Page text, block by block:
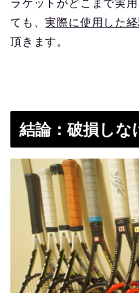
ラケットがどこまで実
ても、実際に使用した
頂きます。
結論：破損しな